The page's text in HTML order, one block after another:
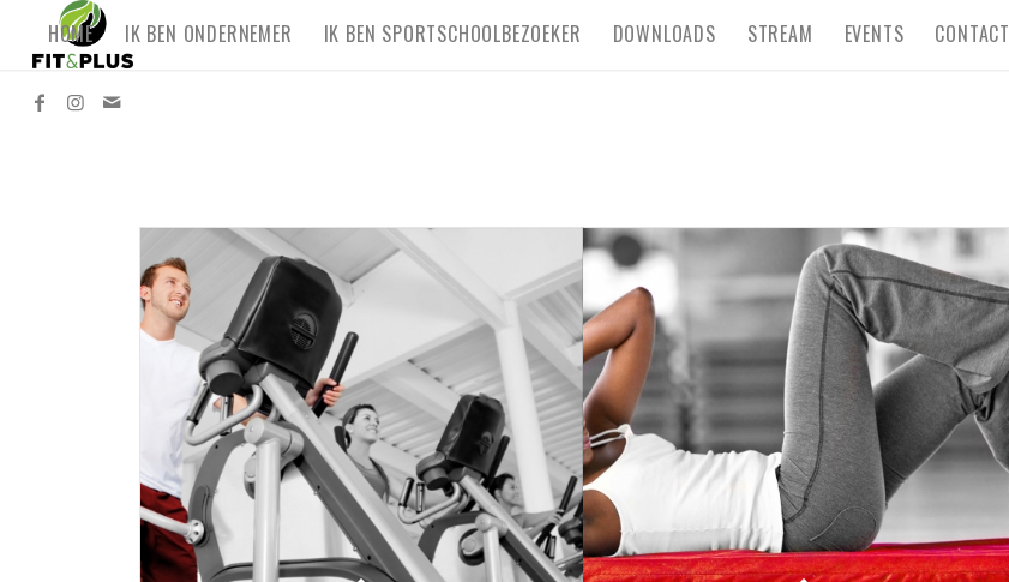
HOME IK BEN ONDERNEMER IK BEN SPORTSCHOOLBEZOEKER DOWNLOADS STREAM EVENTS CONTACT